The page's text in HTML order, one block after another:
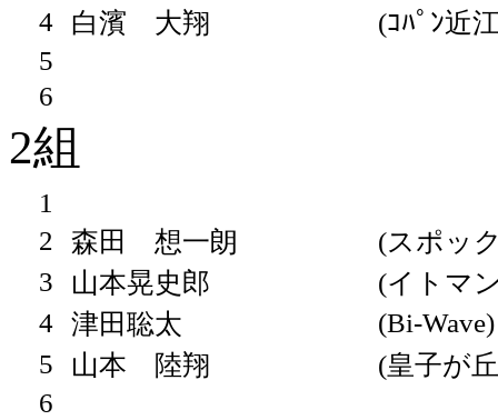
4
白濱 大翔
(ｺﾊﾟﾝ近
5
6
2組
1
2
森田 想一朗
(スポッ
3
山本晃史郎
(イトマ
4 津田聡太
(Bi-Wave)
5
山本 陸翔
(皇子が
6